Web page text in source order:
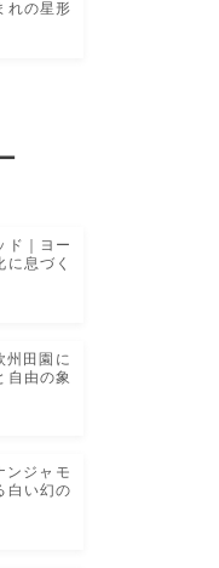
れの星形
ド｜ヨー
に息づく
州田園に
自由の象
ンジャモ
白い幻の